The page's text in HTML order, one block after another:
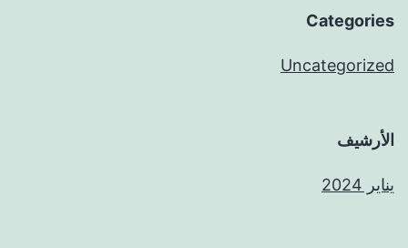
Categories
Uncategorized
الأرشيف
يناير 2024